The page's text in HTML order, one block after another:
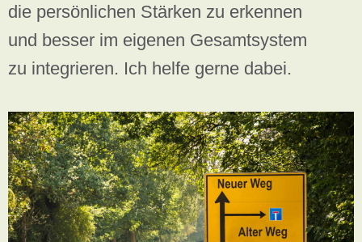
die persönlichen Stärken zu erkennen
und besser im eigenen Gesamtsystem
zu integrieren. Ich helfe gerne dabei.